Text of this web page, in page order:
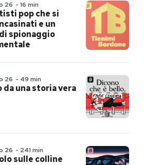
26 - 16 min
pop che si
e un
spionaggio
26 - 49 min
una storia vera
26 - 241 min
sulle colline